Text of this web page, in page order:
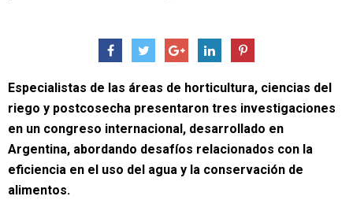
Especialistas de las áreas de horticultura, ciencias del
riego y postcosecha presentaron tres investigaciones
en un congreso internacional, desarrollado en
Argentina, abordando desafíos relacionados con la
eficiencia en el uso del agua y la conservación de
alimentos.